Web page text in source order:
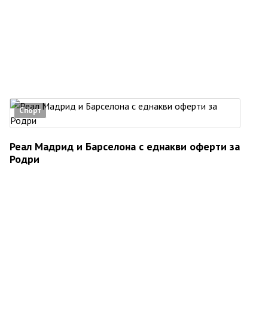
Спорт
Реал Мадрид и Барселона с еднакви оферти за
Родри